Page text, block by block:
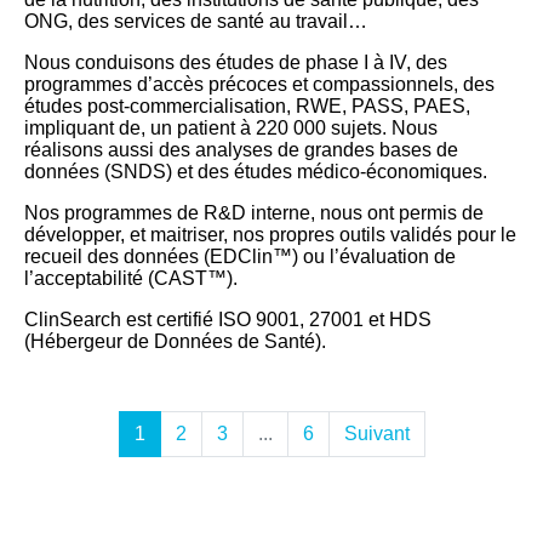
ONG, des services de santé au travail…
Nous conduisons des études de phase I à IV, des
programmes d’accès précoces et compassionnels, des
études post-commercialisation, RWE, PASS, PAES,
impliquant de, un patient à 220 000 sujets. Nous
réalisons aussi des analyses de grandes bases de
données (SNDS) et des études médico-économiques.
Nos programmes de R&D interne, nous ont permis de
développer, et maitriser, nos propres outils validés pour le
recueil des données (EDClin™) ou l’évaluation de
l’acceptabilité (CAST™).
ClinSearch est certifié ISO 9001, 27001 et HDS
(Hébergeur de Données de Santé).
1 2 3 ... 6 Suivant